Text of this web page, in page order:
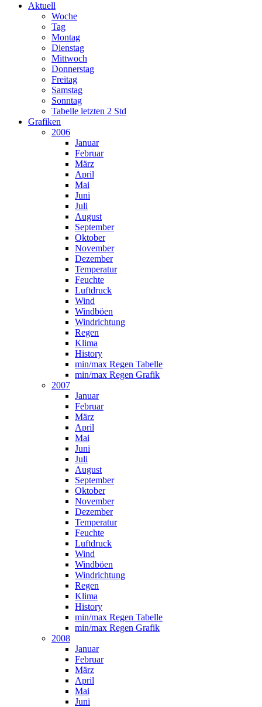
Aktuell
Woche
Tag
Montag
Dienstag
Mittwoch
Donnerstag
Freitag
Samstag
Sonntag
Tabelle letzten 2 Std
Grafiken
2006
Januar
Februar
März
April
Mai
Juni
Juli
August
September
Oktober
November
Dezember
Temperatur
Feuchte
Luftdruck
Wind
Windböen
Windrichtung
Regen
Klima
History
min/max Regen Tabelle
min/max Regen Grafik
2007
Januar
Februar
März
April
Mai
Juni
Juli
August
September
Oktober
November
Dezember
Temperatur
Feuchte
Luftdruck
Wind
Windböen
Windrichtung
Regen
Klima
History
min/max Regen Tabelle
min/max Regen Grafik
2008
Januar
Februar
März
April
Mai
Juni